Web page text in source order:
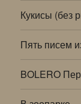
Кукисы (без
Пять писем
BOLERO